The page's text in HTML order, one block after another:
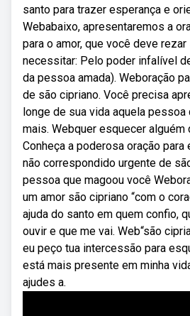
santo para trazer esperança e
Webabaixo, apresentaremos a
para o amor, que você deve
necessitar: Pelo poder infalível
da pessoa amada). Weboração
de são cipriano. Você precisa
longe de sua vida aquela pessoa
mais. Webquer esquecer alguém
Conheça a poderosa oração para
não correspondido urgente de
pessoa que magoou você
um amor são cipriano “com o
ajuda do santo em quem confio,
ouvir e que me vai. Web“são
eu peço tua intercessão para
está mais presente em minha
ajudes a.